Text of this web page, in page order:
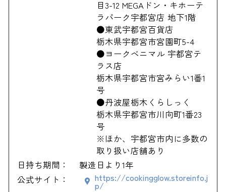
目3-12 MEGAドン・キホーテ
ラパーク宇都宮店 地下1階
●東武宇都宮百貨店
栃木県宇都宮市宮園町5-4
●ヨークベニマル 宇都宮テ
ラス店
栃木県宇都宮市宮みらい1番1
号
●丹波屋栃木くらしっく
栃木県宇都宮市川向町1番23
号
※ほか、宇都宮市内に多数の
取り扱い店舗あり
日持ち期間：
製造日より1年
公式サイト：
https://cookingglow.storeinfo.j
p/